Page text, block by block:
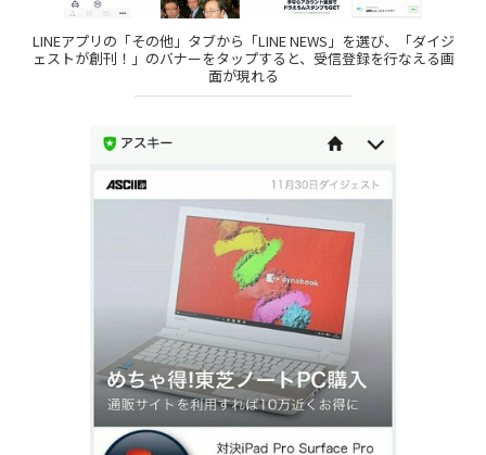
LINEアプリの「その他」タブから「LINE NEWS」を選び、「ダイジ
ェストが創刊！」のバナーをタップすると、受信登録を行なえる画
面が現れる